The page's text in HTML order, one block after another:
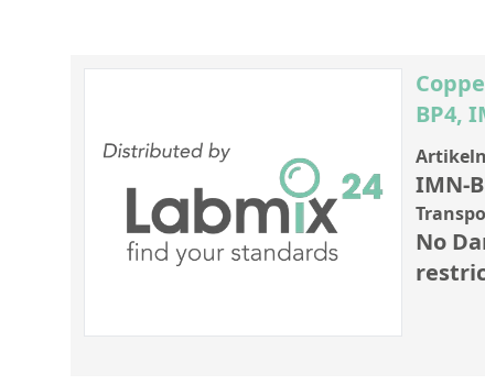
BP4,
IMN-
No